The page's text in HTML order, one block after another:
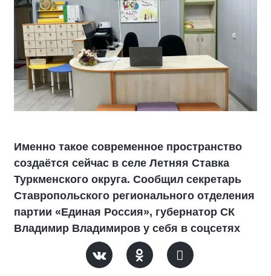
Именно такое современное пространство
создаётся сейчас в селе Летняя Ставка
Туркменского округа. Сообщил секретарь
Ставропольского регионального отделения
партии «Единая Россия», губернатор СК
Владимир Владимиров у себя в соцсетях